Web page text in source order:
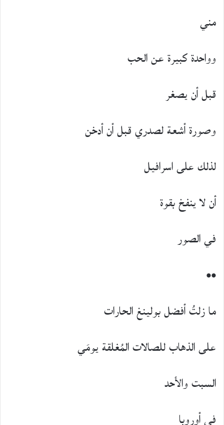
مني
وواحدة كبيرة عن الحب
قبل أن يصغر
وصورة أشعة لصدري قبل أن أدخن
لذلك على اسرافيل
أن لا ينفخ بقوة
في الصور
••
ما زلتُ أفضل بولينغ الحارات
على الذهاب للصالات المُغلقة يومَي
السبت والأحد